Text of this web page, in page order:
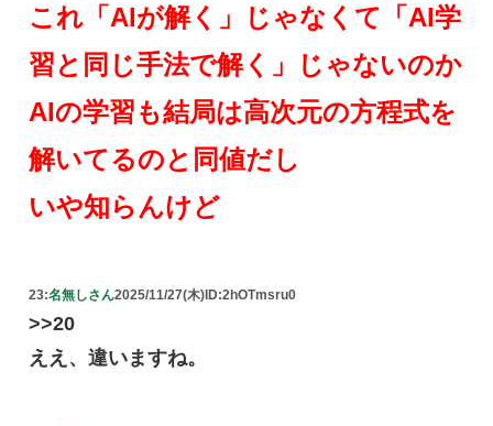
これ「AIが解く」じゃなくて「AI学
習と同じ手法で解く」じゃないのか
AIの学習も結局は高次元の方程式を
解いてるのと同値だし
いや知らんけど
23:名無しさん2025/11/27(木)ID:2hOTmsru0
>>20
ええ、違いますね。